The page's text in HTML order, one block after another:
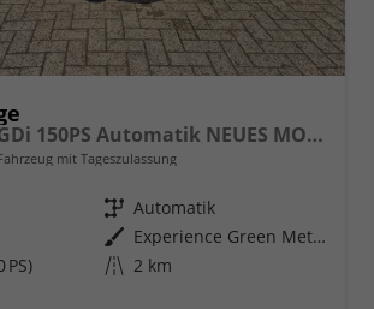
Vision 1.6 T-GDi 150PS Automatik NEUES MODELL MY26 FACELIFT Sitzheizung Lenkradheizung Klimaautomatik Navi Bluetooth Touchscreen Apple CarPlay Android Auto PDC v+h 17"LM Rückf.Kamera ACC 2x Keyless
mit Tageszulassung
Getriebe Automatik
Außenfarbe
Experience Green Metallic
PS) Kilometerstand 2 km